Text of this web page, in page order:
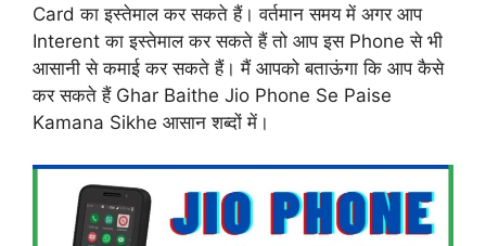
Card का इस्तेमाल कर सकते हैं। वर्तमान समय में अगर आप
Interent का इस्तेमाल कर सकते हैं तो आप इस Phone से भी
आसानी से कमाई कर सकते हैं। मैं आपको बताऊंगा कि आप कैसे
कर सकते हैं Ghar Baithe Jio Phone Se Paise
Kamana Sikhe आसान शब्दों में।